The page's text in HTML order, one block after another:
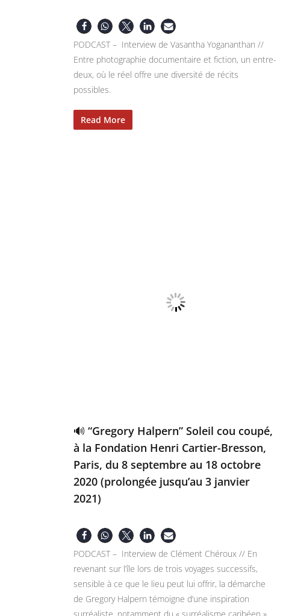
PODCAST – Interview de Vasantha Yogananthan //
Entre photographie documentaire et fiction, un entre-
deux, où le réel offre une diversité de récits
possibles.
Read More
🔊 “Gregory Halpern” Soleil cou coupé,
à la Fondation Henri Cartier-Bresson,
Paris, du 8 septembre au 18 octobre
2020 (prolongée jusqu’au 3 janvier
2021)
PODCAST – Interview de Clément Chéroux // En
revenant sur l’île lors de trois voyages successifs,
sensible à ce que le lieu peut lui offrir, la démarche
de Gregory Halpern témoigne d’une inspiration
surréaliste, notamment du « surréalisme caribéen »